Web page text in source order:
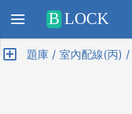
Positive SSL
B LOCK
題庫 / 室內配線(丙) /